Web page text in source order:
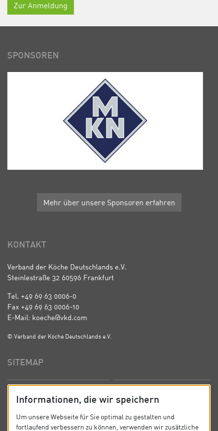
Zur Anmeldung
SPONSOREN
Mehr über unsere Sponsoren erfahren
KONTAKT
Verband der Köche Deutschlands e.V.
Steinlestraße 32 60596 Frankfurt
Tel. +49 69 63 0006-0
Fax +49 69 63 0006-10
E-Mail: koeche@vkd.com
© Verband der Köche Deutschlands e.V.
SITEMAP
News Kontakt
Informationen, die wir speichern
Um unsere Webseite für Sie optimal zu gestalten und
fortlaufend verbessern zu können, verwenden wir zusätzliche